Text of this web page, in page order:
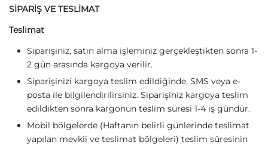
SİPARİŞ VE TESLİMAT
Teslimat
Siparişiniz, satın alma işleminiz gerçekleştikten sonra 1-
2 gün arasında kargoya verilir.
Siparişinizi kargoya teslim edildiğinde, SMS veya e-
posta ile bilgilendirilirsiniz. Siparişiniz kargoya teslim
edildikten sonra kargonun teslim süresi 1-4 iş gündür.
Mobil bölgelerde (Haftanın belirli günlerinde teslimat
yapılan mevkii ve teslimat bölgeleri) teslim süresinin